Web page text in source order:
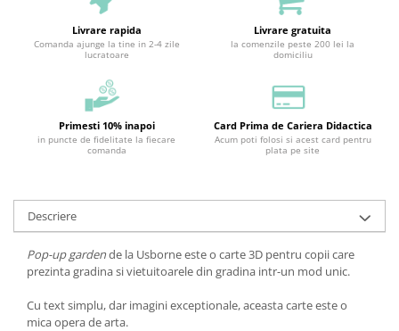
Livrare rapida
Comanda ajunge la tine in 2-4 zile
lucratoare
Livrare gratuita
la comenzile peste 200 lei la
domiciliu
Primesti 10% inapoi
in puncte de fidelitate la fiecare
comanda
Card Prima de Cariera Didactica
Acum poti folosi si acest card pentru
plata pe site
Descriere
Pop-up gardende la Usborne este o carte 3D pentru copii care
prezinta gradina si vietuitoarele din gradina intr-un mod unic.
Cu text simplu, dar imagini exceptionale, aceasta carte este o
mica opera de arta.